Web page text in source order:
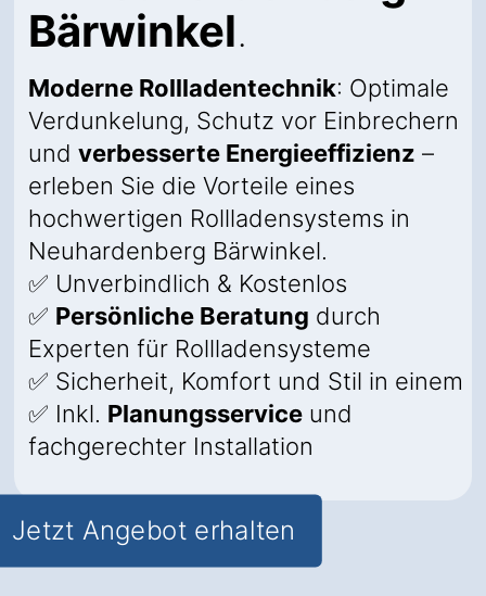
Bärwinkel.
Moderne Rollladentechnik: Optimale
Verdunkelung, Schutz vor Einbrechern
und verbesserte Energieeffizienz –
erleben Sie die Vorteile eines
hochwertigen Rollladensystems in
Neuhardenberg Bärwinkel.
✅ Unverbindlich & Kostenlos
✅ Persönliche Beratung durch
Experten für Rollladensysteme
✅ Sicherheit, Komfort und Stil in einem
✅ Inkl. Planungsservice und
fachgerechter Installation
Jetzt Angebot erhalten